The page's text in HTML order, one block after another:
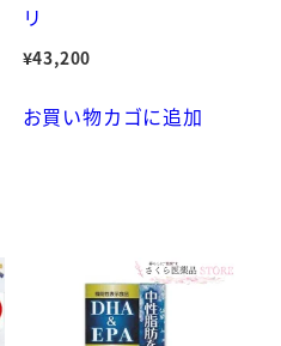
リ
¥43,200
お買い物カゴに追加